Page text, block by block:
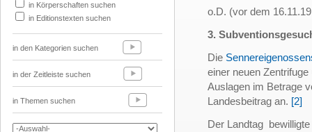
in Körperschaften suchen
in Editionstexten suchen
in den Kategorien suchen
in der Zeitleiste suchen
in Themen suchen
o.D. (vor dem
3.
Die
einer neuen
Auslagen im Betrage
Landesbeitrag an. [2]
Der Landtag